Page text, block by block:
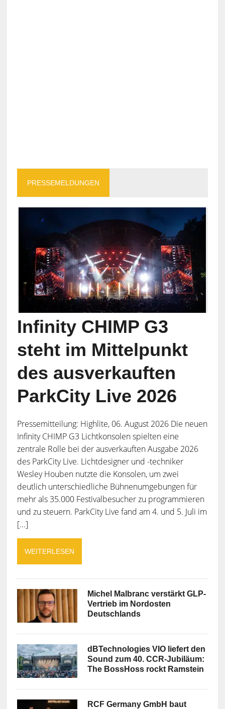
PRESSEMELDUNGEN
Infinity CHIMP G3
steht im Mittelpunkt
des ausverkauften
ParkCity Live 2026
Pressemitteilung: Highlite, 06. August 2026 Die neuen
Infinity CHIMP G3 Lichtkonsolen spielten eine
zentrale Rolle bei der ausverkauften Ausgabe 2026
des ParkCity Live. Lichtdesigner und -techniker
Wesley Houben nutzte die Konsolen, um zwei
deutlich unterschiedliche Bühnenumgebungen für
mehr als 35.000 Festivalbesucher zu programmieren
und zu steuern. ParkCity Live fand am 4. und 5. Juli im
[...]
WEITERLESEN
Michel Malbranc verstärkt GLP-
Vertrieb im Nordosten
Deutschlands
dBTechnologies VIO liefert den
Sound zum 40. CCR-Jubiläum:
The BossHoss rockt Ramstein
RCF Germany GmbH baut